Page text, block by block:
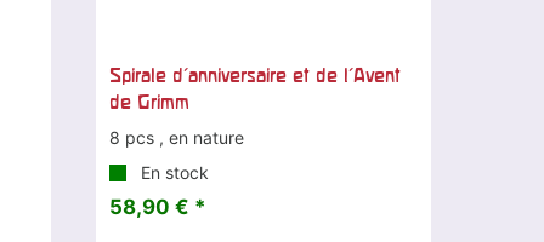
Spirale d'anniversaire et de l'Avent
de Grimm
8 pcs , en nature
En stock
58,90 € *